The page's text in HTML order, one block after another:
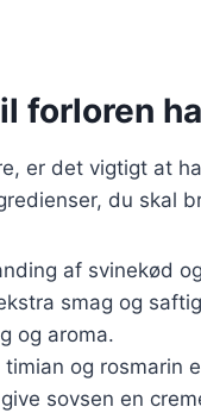
forloren
er det vigtigt at
du skal
af svinekød
smag og
og aroma.
timian og rosmarin
sovsen en